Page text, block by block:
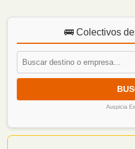
🚌 Colectivos
Auspicia